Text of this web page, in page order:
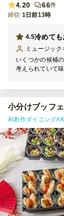
パ】 一人当たり
高いと思います
値がありました
で、特別な日や
4.20
66件
締切 1日前13時
冷めて
4.5
ミュージッ
いくつかの候補
考えられていて
小分けブッフ
和創作ダイニング